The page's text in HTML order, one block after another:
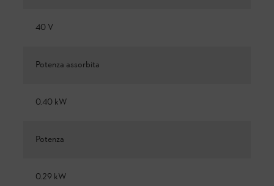
40 V
Potenza assorbita
0.40 kW
Potenza
0.29 kW